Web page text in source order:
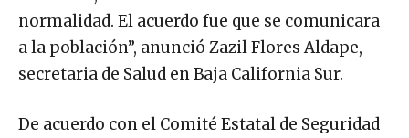
normalidad. El acuerdo fue que se comunicara
a la población”, anunció Zazil Flores Aldape,
secretaria de Salud en Baja California Sur.
De acuerdo con el Comité Estatal de Seguridad